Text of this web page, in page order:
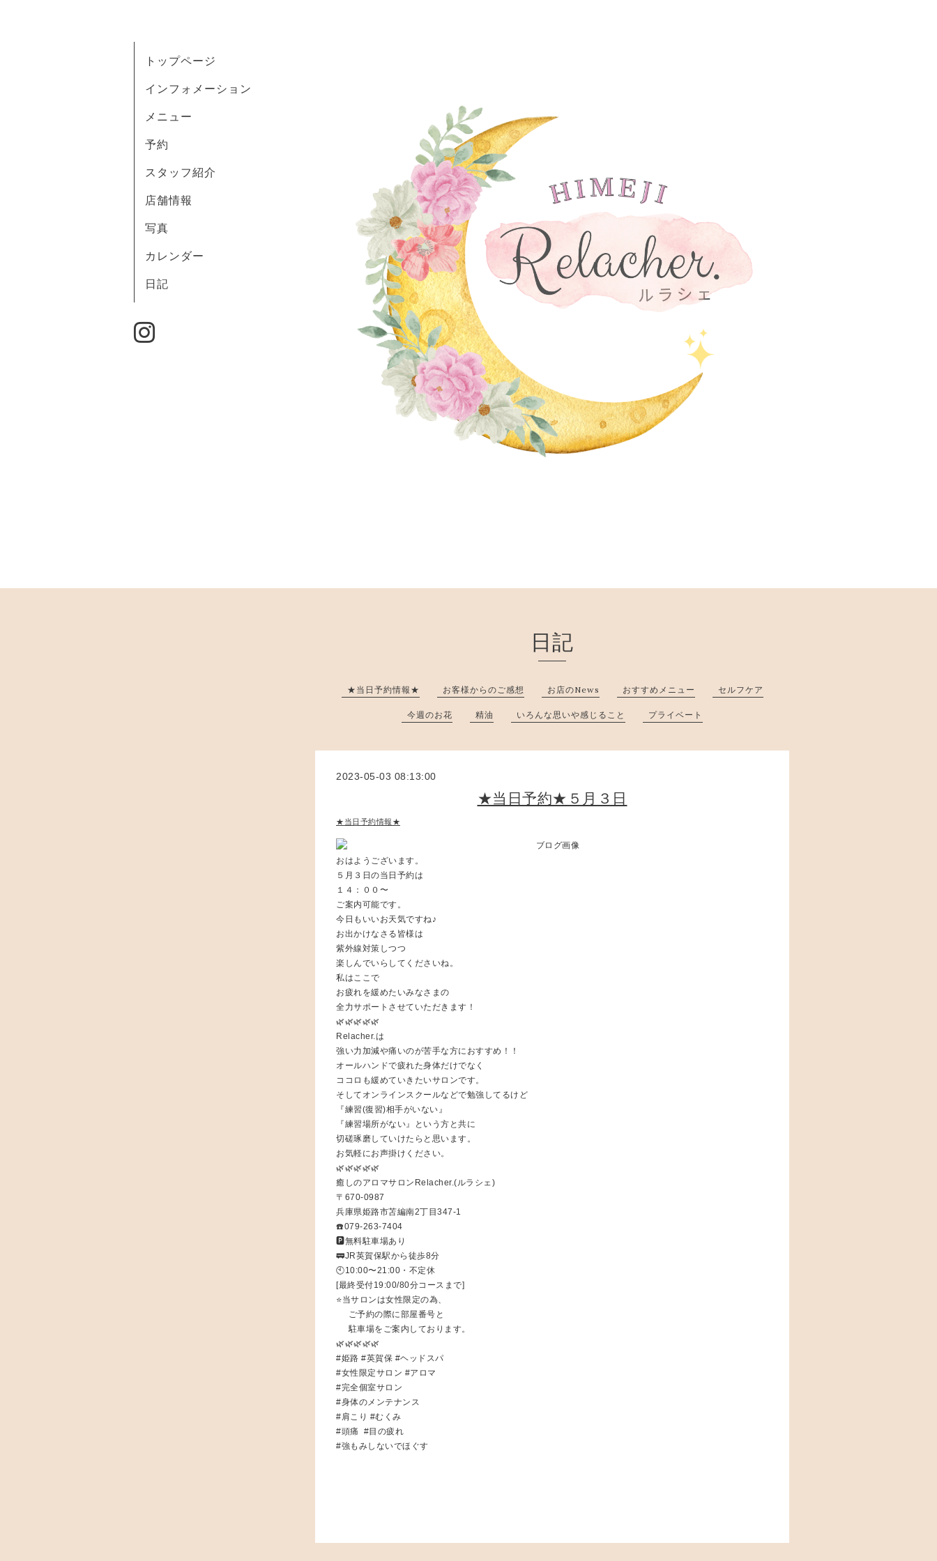
トップページ
インフォメーション
メニュー
予約
スタッフ紹介
店舗情報
写真
カレンダー
日記
日記
★当日予約情報★ お客様からのご感想 お店のNews おすすめメニュー セルフケア
今週のお花 精油 いろんな思いや感じること プライベート
2023-05-03 08:13:00
★当日予約★５月３日
★当日予約情報★
おはようございます。
５月３日の当日予約は
１４：００〜
ご案内可能です。
今日もいいお天気ですね♪
お出かけなさる皆様は
紫外線対策しつつ
楽しんでいらしてくださいね。
私はここで
お疲れを緩めたいみなさまの
全力サポートさせていただきます！
🌿🌿🌿🌿🌿
Relacher.は
強い力加減や痛いのが苦手な方におすすめ！！
オールハンドで疲れた身体だけでなく
ココロも緩めていきたいサロンです。
そしてオンラインスクールなどで勉強してるけど
『練習(復習)相手がいない』
『練習場所がない』という方と共に
切磋琢磨していけたらと思います。
お気軽にお声掛けください。
🌿🌿🌿🌿🌿
癒しのアロマサロンRelacher.(ルラシェ)
〒670-0987
兵庫県姫路市苫編南2丁目347-1
☎️079-263-7404
🅿️無料駐車場あり
🚃JR英賀保駅から徒歩8分
🕙10:00〜21:00・不定休
[最終受付19:00/80分コースまで]
⭐️当サロンは女性限定の為、
ご予約の際に部屋番号と
駐車場をご案内しております。
🌿🌿🌿🌿🌿
#姫路 #英賀保 #ヘッドスパ
#女性限定サロン #アロマ
#完全個室サロン
#身体のメンテナンス
#肩こり #むくみ
#頭痛 #目の疲れ
#強もみしないでほぐす